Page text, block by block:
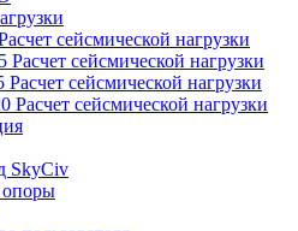
сейсмической нагрузки
Расчет сейсмической нагрузки
Расчет сейсмической нагрузки
Расчет сейсмической нагрузки
SkyCiv